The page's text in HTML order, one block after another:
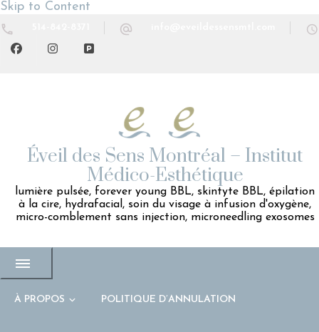
Skip to Content
Éveil des Sens Montréal – Institut
Médico-Esthétique
lumière pulsée, forever young BBL, skintyte BBL, épilation
à la cire, hydrafacial, soin du visage à infusion d'oxygène,
micro-comblement sans injection, microneedling exosomes
À PROPOS POLITIQUE D’ANNULATION